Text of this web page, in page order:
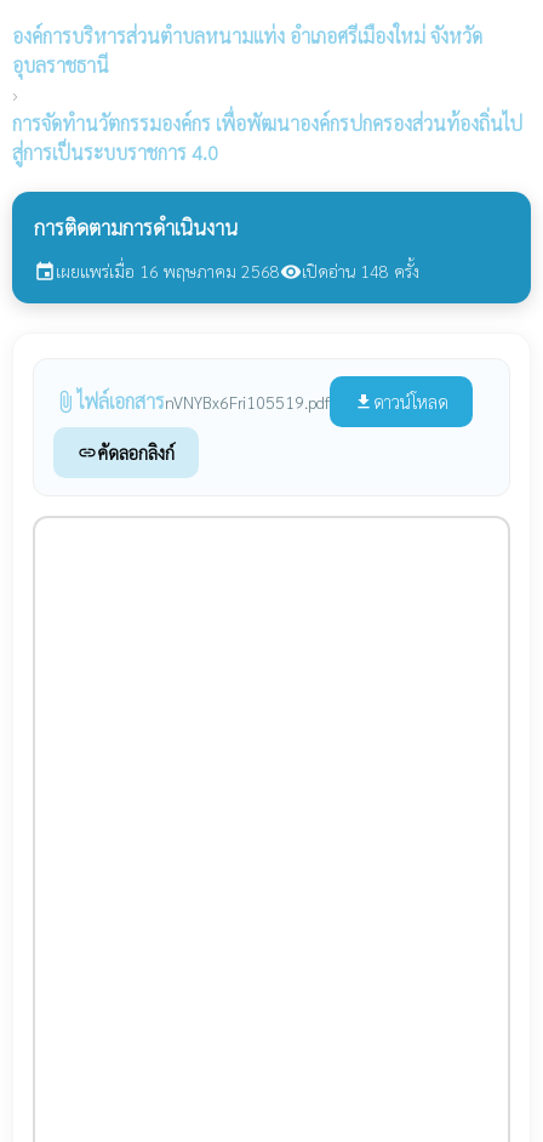
องค์การบริหารส่วนตำบลหนามแท่ง อำเภอศรีเมืองใหม่ จังหวัด
อุบลราชธานี
›
การจัดทำนวัตกรรมองค์กร เพื่อพัฒนาองค์กรปกครองส่วนท้องถิ่นไป
สู่การเป็นระบบราชการ 4.0
การติดตามการดำเนินงาน
eventเผยแพร่เมื่อ 16 พฤษภาคม 2568visibilityเปิดอ่าน 148 ครั้ง
attach_file ไฟล์เอกสารnVNYBx6Fri105519.pdf file_download ดาวน์โหลด
linkคัดลอกลิงก์